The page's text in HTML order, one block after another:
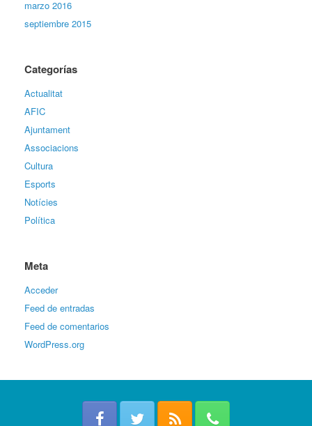
marzo 2016
septiembre 2015
Categorías
Actualitat
AFIC
Ajuntament
Associacions
Cultura
Esports
Notícies
Política
Meta
Acceder
Feed de entradas
Feed de comentarios
WordPress.org